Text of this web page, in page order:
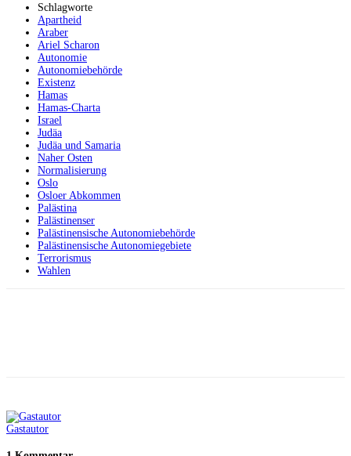
Schlagworte
Apartheid
Araber
Ariel Scharon
Autonomie
Autonomiebehörde
Existenz
Hamas
Hamas-Charta
Israel
Judäa
Judäa und Samaria
Naher Osten
Normalisierung
Oslo
Osloer Abkommen
Palästina
Palästinenser
Palästinensische Autonomiebehörde
Palästinensische Autonomiegebiete
Terrorismus
Wahlen
Gastautor